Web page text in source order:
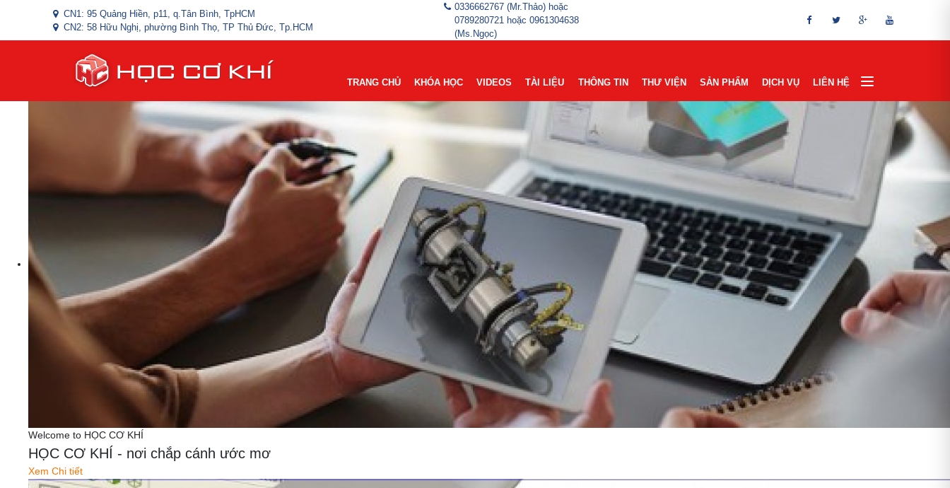
CN1: 95 Quảng Hiền, p11, q.Tân Bình, TpHCM
CN2: 58 Hữu Nghị, phường Bình Thọ, TP Thủ Đức, Tp.HCM
0336662767 (Mr.Thảo) hoặc
0789280721 hoặc 0961304638
(Ms.Ngọc)
TRANG CHỦ KHÓA HỌC VIDEOS TÀI LIỆU THÔNG TIN THƯ VIỆN SẢN PHẨM DỊCH VỤ LIÊN HỆ
Welcome to HỌC CƠ KHÍ
HỌC CƠ KHÍ - nơi chắp cánh ước mơ
Xem Chi tiết